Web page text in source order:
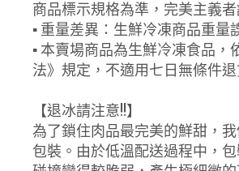
商品標示規格為準，完美主義者
▪ 重量差異：生鮮冷凍商品重量
▪ 本賣場商品為生鮮冷凍食品，
法》規定，不適用七日無條件
【退冰請注意!!】
為了鎖住肉品最完美的鮮甜，
包裝。由於低溫配送過程中，